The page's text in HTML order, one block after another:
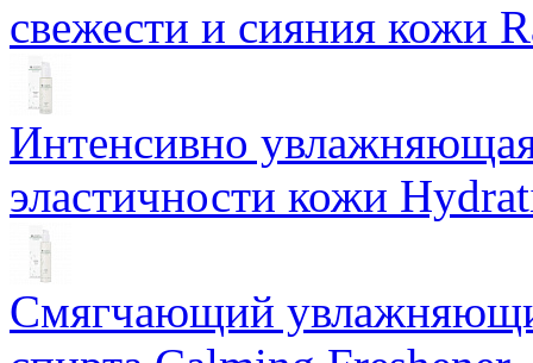
свежести и сияния кожи
Интенсивно
эластичности кожи
Смягчающий